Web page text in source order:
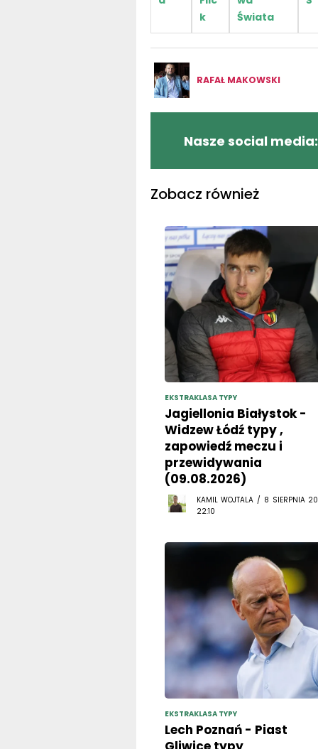
k
Świata
RAFAŁ MAKOWSKI
Nasze social media:
Zobacz również
EKSTRAKLASA TYPY
Jagiellonia Białystok -
Widzew Łódź typy ,
zapowiedź meczu i
przewidywania
(09.08.2026)
KAMIL WOJTALA / 8 SIERPNIA
22:10
EKSTRAKLASA TYPY
Lech Poznań - Piast